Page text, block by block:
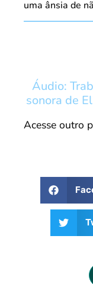
uma ânsia de
Áudio:
sonora de
Acesse outro